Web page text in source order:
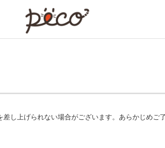
し上げられない場合がございます。あらかじめご